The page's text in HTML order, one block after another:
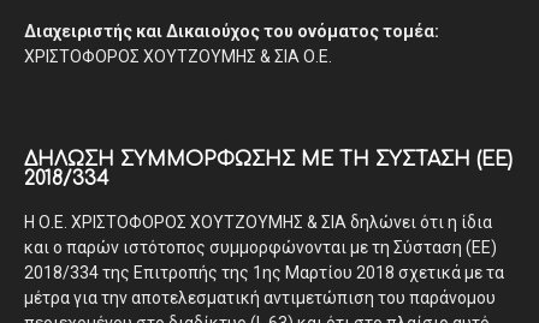
Διαχειριστής και Δικαιούχος του ονόματος τομέα:
ΧΡΙΣΤΟΦΟΡΟΣ ΧΟΥΤΖΟΥΜΗΣ & ΣΙΑ Ο.Ε.
ΔΉΛΩΣΗ ΣΥΜΜΌΡΦΩΣΗΣ ΜΕ ΤΗ ΣΎΣΤΑΣΗ (ΕΕ)
2018/334
Η Ο.Ε. ΧΡΙΣΤΟΦΟΡΟΣ ΧΟΥΤΖΟΥΜΗΣ & ΣΙΑ δηλώνει ότι η ίδια
και ο παρών ιστότοπος συμμορφώνονται με τη Σύσταση (ΕΕ)
2018/334 της Επιτροπής της 1ης Μαρτίου 2018 σχετικά με τα
μέτρα για την αποτελεσματική αντιμετώπιση του παράνομου